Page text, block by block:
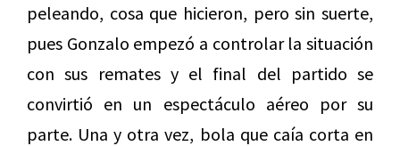
peleando, cosa que hicieron, pero sin suerte,
pues Gonzalo empezó a controlar la situación
con sus remates y el final del partido se
convirtió en un espectáculo aéreo por su
parte. Una y otra vez, bola que caía corta en